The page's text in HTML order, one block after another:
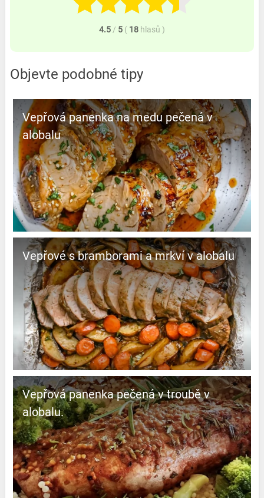
4.5 / 5 ( 18 hlasů )
Objevte podobné tipy
Vepřová panenka na medu pečená v
alobalu
Vepřové s bramborami a mrkví v alobalu
Vepřová panenka pečená v troubě v
alobalu.